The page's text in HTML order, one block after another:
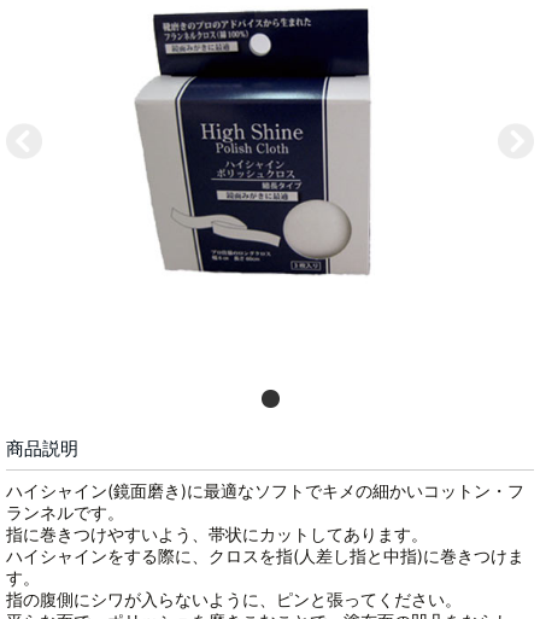
商品説明
ハイシャイン(鏡面磨き)に最適なソフトでキメの細かいコットン・フ
ランネルです。
指に巻きつけやすいよう、帯状にカットしてあります。
ハイシャインをする際に、クロスを指(人差し指と中指)に巻きつけま
す。
指の腹側にシワが入らないように、ピンと張ってください。